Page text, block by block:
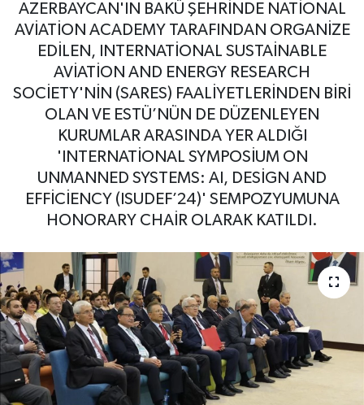
AZERBAYCAN'IN BAKÜ ŞEHRİNDE NATİONAL
AVİATİON ACADEMY TARAFINDAN ORGANİZE
EDİLEN, INTERNATİONAL SUSTAİNABLE
AVİATİON AND ENERGY RESEARCH
SOCİETY'NİN (SARES) FAALİYETLERİNDEN BİRİ
OLAN VE ESTÜ’NÜN DE DÜZENLEYEN
KURUMLAR ARASINDA YER ALDIĞI
'INTERNATİONAL SYMPOSİUM ON
UNMANNED SYSTEMS: AI, DESİGN AND
EFFİCİENCY (ISUDEF’24)' SEMPOZYUMUNA
HONORARY CHAİR OLARAK KATILDI.